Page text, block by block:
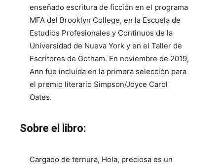
enseñado escritura de ficción en el programa
MFA del Brooklyn College, en la Escuela de
Estudios Profesionales y Continuos de la
Universidad de Nueva York y en el Taller de
Escritores de Gotham. En noviembre de 2019,
Ann fue incluida en la primera selección para
el premio literario Simpson/Joyce Carol
Oates.
Sobre el libro:
Cargado de ternura, Hola, preciosa es un